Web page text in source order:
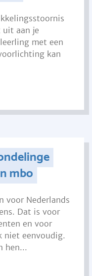
uit aan je
met een
kan
mbo
voor Nederlands
Dat is voor
en voor
niet eenvoudig.
hen...